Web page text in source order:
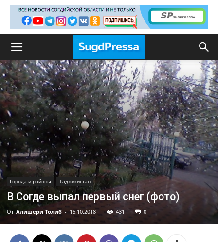
Города и районы Таджикистан
В Согде выпал первый снег (фото)
От Алишери Толиб - 16.10.2018 431 0